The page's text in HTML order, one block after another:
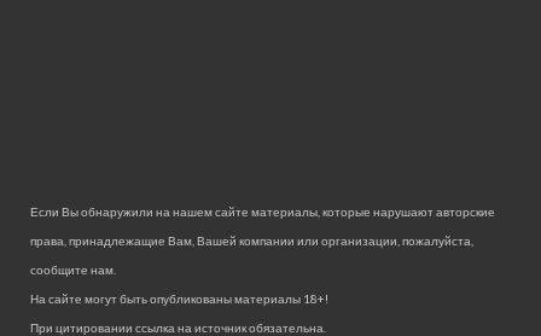
Если Вы обнаружили на нашем сайте материалы, которые нарушают авторские
права, принадлежащие Вам, Вашей компании или организации, пожалуйста,
сообщите нам.
На сайте могут быть опубликованы материалы 18+!
При цитировании ссылка на источник обязательна.